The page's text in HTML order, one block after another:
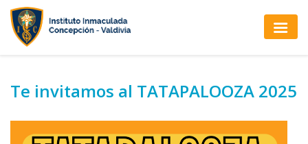
Te invitamos al TATAPALOOZA 2025